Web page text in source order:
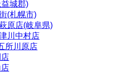
益城郡)
(札幌市)
原店(岐阜県)
川中村店
所川原店